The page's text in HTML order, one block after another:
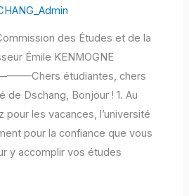
des Études et de la
Émile KENMOGNE
étudiantes, chers
de Dschang, Bonjour ! 1. Au
les vacances, l’université
pour la confiance que vous
y accomplir vos études